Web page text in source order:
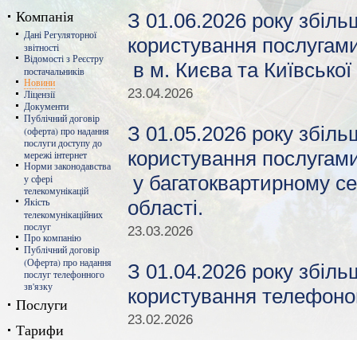
Компанія
Дані Регуляторної
звітності
Відомості з Реєстру
постачальників
Новини
Ліцензії
Документи
Публічний договір
(оферта) про надання
послуги доступу до
мережі інтернет
Норми законодавства
у сфері
телекомунікацій
Якість
телекомунікаційних
послуг
Про компанію
Публічний договір
(Оферта) про надання
послуг телефонного
зв'язку
Послуги
Тарифи
З 01.06.2026 року
користування
в м. Києва та Київської
23.04.2026
З 01.05.2026 року
користування
у багатоквартирному
області.
23.03.2026
З 01.04.2026 року
користування
23.02.2026